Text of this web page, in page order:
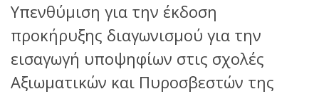
Υπενθύμιση για την έκδοση
προκήρυξης διαγωνισμού για την
εισαγωγή υποψηφίων στις σχολές
Αξιωματικών και Πυροσβεστών της